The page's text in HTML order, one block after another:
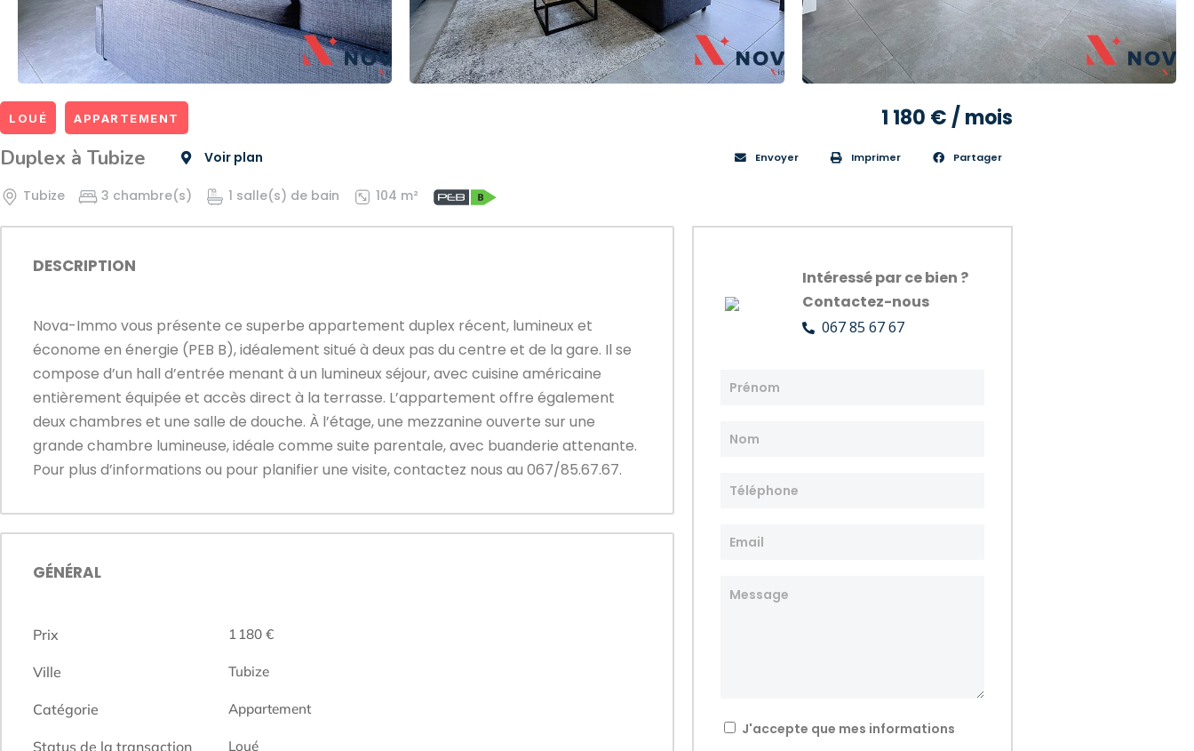
LOUÉ APPARTEMENT 1 180 € / mois
Duplex à Tubize Voir plan Envoyer Imprimer Partager
Tubize 3 chambre(s) 1 salle(s) de bain 104 m²
DESCRIPTION
Nova-Immo vous présente ce superbe appartement duplex récent, lumineux et
économe en énergie (PEB B), idéalement situé à deux pas du centre et de la gare. Il se
compose d’un hall d’entrée menant à un lumineux séjour, avec cuisine américaine
entièrement équipée et accès direct à la terrasse. L’appartement offre également
deux chambres et une salle de douche. À l’étage, une mezzanine ouverte sur une
grande chambre lumineuse, idéale comme suite parentale, avec buanderie attenante.
Pour plus d’informations ou pour planifier une visite, contactez nous au 067/85.67.67.
GÉNÉRAL
Prix 1 180 €
Ville Tubize
Catégorie Appartement
Status de la transaction Loué
Intéressé par ce bien ?
Contactez-nous
067 85 67 67
J'accepte que mes informations